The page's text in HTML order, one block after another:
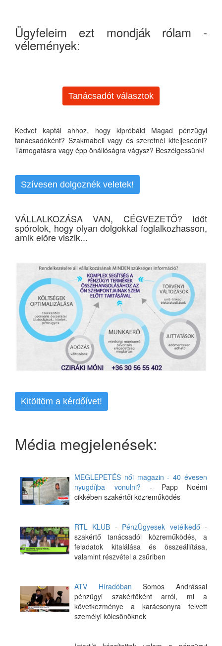
Ügyfeleim ezt mondják rólam -
vélemények:
Tanácsadót választok
Kedvet kaptál ahhoz, hogy kipróbáld Magad pénzügyi
tanácsadóként? Szakmabeli vagy és szeretnél kiteljesedni?
Támogatásra vagy épp önállóságra vágysz? Beszélgessünk!
Szívesen dolgoznék veletek!
VÁLLALKOZÁSA VAN, CÉGVEZETŐ? Időt
spórolok, hogy olyan dolgokkal foglalkozhasson,
amik előre viszik...
Kitöltöm a kérdőívet!
Média megjelenések:
MEGLEPETÉS női magazin - 40 évesen
nyugdíjba vonulni? - Papp Noémi
cikkében szakértői közreműködés
RTL KLUB - PénzÜgyesek vetélkedő -
szakértő tanácsadói közreműködés, a
feladatok kitalálása és összeállítása,
valamint részvétel a zsűriben
ATV Híradóban Somos Andrással
pénzügyi szakértőként arról, mi a
következménye a karácsonyra felvett
személyi kölcsönöknek